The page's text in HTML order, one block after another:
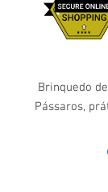
Brinquedo
Pássaros,